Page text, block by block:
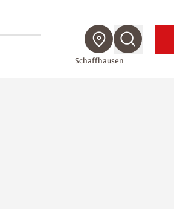
Schaffhausen